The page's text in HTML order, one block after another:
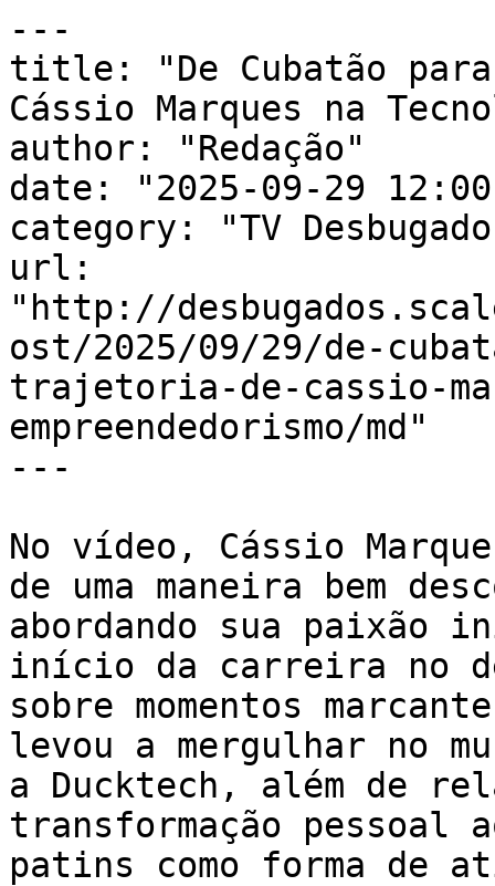
---
title: "De Cubatão
Cássio Marques na
author: "Redação"
date: "2025-09-29
category: "TV
url:
"http://
ost/2025/09/29/de-
trajetoria-de-cassio-
empreendedorismo/md"
---
No vídeo, Cássio
de uma maneira bem
abordando sua paixão
início da carreira no
sobre momentos
levou a mergulhar no
a Ducktech, além de
transformação pessoal
patins como forma de